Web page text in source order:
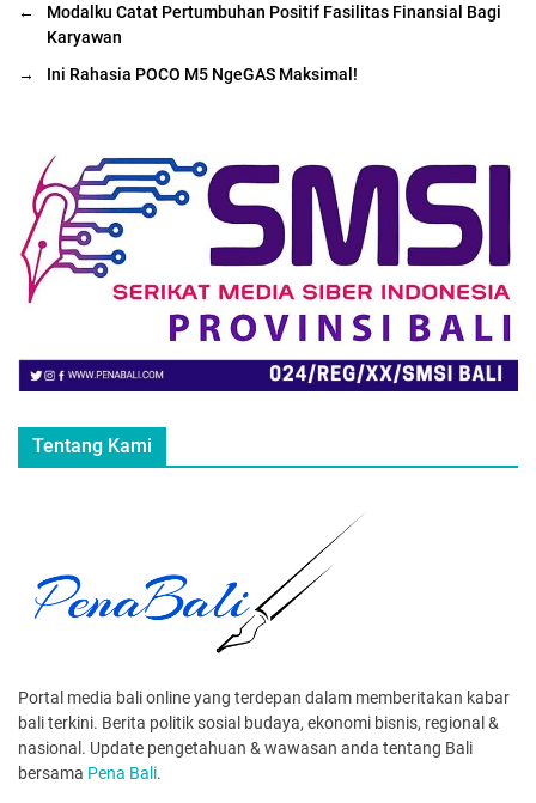
←
Modalku Catat Pertumbuhan Positif Fasilitas Finansial Bagi
Karyawan
→
Ini Rahasia POCO M5 NgeGAS Maksimal!
Tentang Kami
Portal media bali online yang terdepan dalam memberitakan kabar
bali terkini. Berita politik sosial budaya, ekonomi bisnis, regional &
nasional. Update pengetahuan & wawasan anda tentang Bali
bersama Pena Bali.